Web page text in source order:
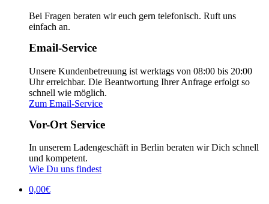
Bei Fragen beraten wir euch gern telefonisch. Ruft uns
einfach an.
Email-Service
Unsere Kundenbetreuung ist werktags von 08:00 bis 20:00
Uhr erreichbar. Die Beantwortung Ihrer Anfrage erfolgt so
schnell wie möglich.
Zum Email-Service
Vor-Ort Service
In unserem Ladengeschäft in Berlin beraten wir Dich schnell
und kompetent.
Wie Du uns findest
0,00€